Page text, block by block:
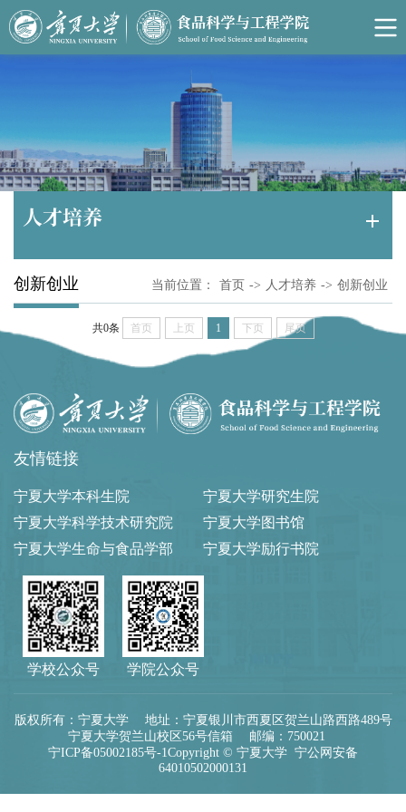
人才培养
创新创业 当前位置： 首页 -> 人才培养 -> 创新创业
共0条 首页 上页 1 下页 尾页
友情链接
宁夏大学本科生院
宁夏大学研究生院
宁夏大学科学技术研究院
宁夏大学图书馆
宁夏大学生命与食品学部
宁夏大学励行书院
学校公众号 学院公众号
版权所有：宁夏大学 地址：宁夏银川市西夏区贺兰山路西路489号
宁夏大学贺兰山校区56号信箱 邮编：750021
宁ICP备05002185号-1Copyright © 宁夏大学 宁公网安备
64010502000131